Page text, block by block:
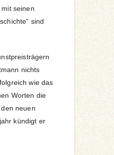
seinen
sind
nichts
wie das
Worten die
neuen
kündigt er